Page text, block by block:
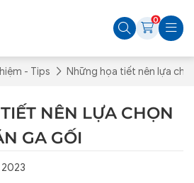
0
- Tips Những họa tiết nên lựa
NÊN LỰA CHỌN
GA GỐI